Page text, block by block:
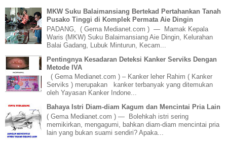
MKW Suku Balaimansiang Bertekad Pertahankan Tanah
Pusako Tinggi di Komplek Permata Aie Dingin
PADANG, ( Gema Medianet.com ) — Mamak Kepala
Waris (MKW) Suku Balaimansiang Aie Dingin, Kelurahan
Balai Gadang, Lubuk Minturun, Kecam...
Pentingnya Kesadaran Deteksi Kanker Serviks Dengan
Metode IVA
( Gema Medianet.com ) – Kanker leher Rahim ( Kanker
Serviks ) merupakan kanker terbanyak yang ditemukan
oleh Yayasan Kanker Indone...
Bahaya Istri Diam-diam Kagum dan Mencintai Pria Lain
( Gema Medianet.com ) — Bolehkah istri sering
memikirkan, mengagumi, bahkan diam-diam mencintai pria
lain yang bukan suami sendiri? Apaka...